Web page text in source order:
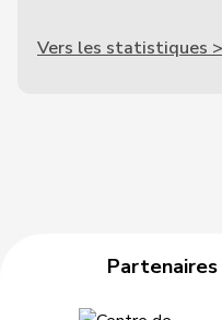
Vers les statistiques >